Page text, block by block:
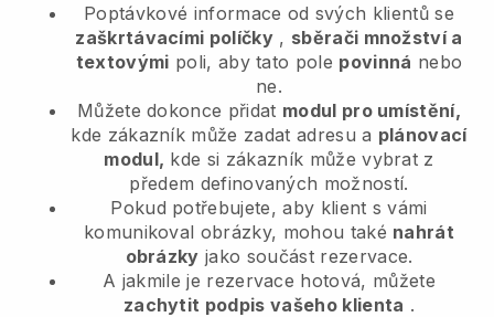
Poptávkové informace od svých klientů se
zaškrtávacími políčky , sběrači množství a
textovými poli, aby tato pole povinná nebo
ne.
Můžete dokonce přidat modul pro umístění,
kde zákazník může zadat adresu a plánovací
modul, kde si zákazník může vybrat z
předem definovaných možností.
Pokud potřebujete, aby klient s vámi
komunikoval obrázky, mohou také nahrát
obrázky jako součást rezervace.
A jakmile je rezervace hotová, můžete
zachytit podpis vašeho klienta .